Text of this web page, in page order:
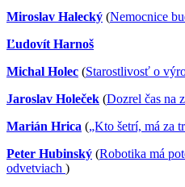
Miroslav Halecký (Nemocnice
Ľudovít Harnoš
Michal Holec (Starostlivosť o
Jaroslav Holeček (Dozrel čas na
Marián Hrica („Kto šetrí, má za
Peter Hubinský (Robotika má
odvetviach )